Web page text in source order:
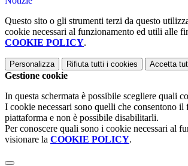
Questo sito o gli strumenti terzi da questo
cookie necessari al funzionamento ed utili alle
COOKIE POLICY.
Personalizza Rifiuta tutti i cookies Accetta
Gestione cookie
In questa schermata è possibile scegliere quali
I cookie necessari sono quelli che consentono il
piattaforma e non è possibile disabilitarli.
Per conoscere quali sono i cookie necessari al
visionare la COOKIE POLICY.